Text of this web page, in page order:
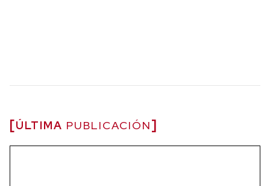
ÚLTIMA PUBLICACIÓN